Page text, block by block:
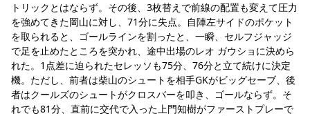
トリックとはならず。その後、3枚替えで前線の配置も変えて圧力
を強めてきた岡山に対し、71分に失点。自陣左サイドのポケット
を取られると、ゴールラインを割ったと、一瞬、セルフジャッジ
で足を止めたところを突かれ、途中出場のレオ ガウショに決めら
れた。1点差に迫られたセレッソも75分、76分と立て続けに決定
機。ただし、前者は柴山のシュートを相手GKがビッグセーブ、後
者はクールズのシュートがクロスバーを叩き、ゴールならず。そ
れでも81分、直前に交代で入った上門知樹がファーストプレーで